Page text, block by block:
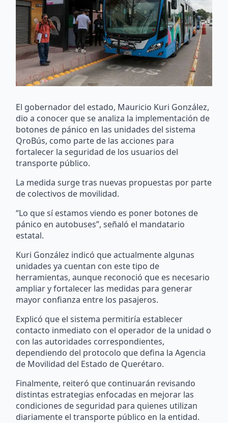
El gobernador del estado, Mauricio Kuri González,
dio a conocer que se analiza la implementación de
botones de pánico en las unidades del sistema
QroBús, como parte de las acciones para
fortalecer la seguridad de los usuarios del
transporte público.
La medida surge tras nuevas propuestas por parte
de colectivos de movilidad.
“Lo que sí estamos viendo es poner botones de
pánico en autobuses”, señaló el mandatario
estatal.
Kuri González indicó que actualmente algunas
unidades ya cuentan con este tipo de
herramientas, aunque reconoció que es necesario
ampliar y fortalecer las medidas para generar
mayor confianza entre los pasajeros.
Explicó que el sistema permitiría establecer
contacto inmediato con el operador de la unidad o
con las autoridades correspondientes,
dependiendo del protocolo que defina la Agencia
de Movilidad del Estado de Querétaro.
Finalmente, reiteró que continuarán revisando
distintas estrategias enfocadas en mejorar las
condiciones de seguridad para quienes utilizan
diariamente el transporte público en la entidad.